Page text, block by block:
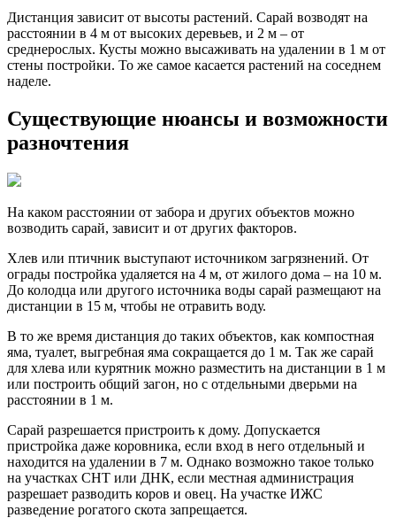
Дистанция зависит от высоты растений. Сарай возводят на
расстоянии в 4 м от высоких деревьев, и 2 м – от
среднерослых. Кусты можно высаживать на удалении в 1 м от
стены постройки. То же самое касается растений на соседнем
наделе.
Существующие нюансы и возможности
разночтения
На каком расстоянии от забора и других объектов можно
возводить сарай, зависит и от других факторов.
Хлев или птичник выступают источником загрязнений. От
ограды постройка удаляется на 4 м, от жилого дома – на 10 м.
До колодца или другого источника воды сарай размещают на
дистанции в 15 м, чтобы не отравить воду.
В то же время дистанция до таких объектов, как компостная
яма, туалет, выгребная яма сокращается до 1 м. Так же сарай
для хлева или курятник можно разместить на дистанции в 1 м
или построить общий загон, но с отдельными дверьми на
расстоянии в 1 м.
Сарай разрешается пристроить к дому. Допускается
пристройка даже коровника, если вход в него отдельный и
находится на удалении в 7 м. Однако возможно такое только
на участках СНТ или ДНК, если местная администрация
разрешает разводить коров и овец. На участке ИЖС
разведение рогатого скота запрещается.